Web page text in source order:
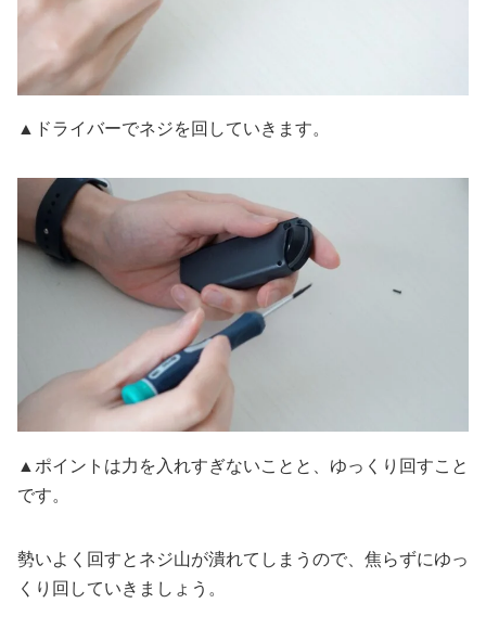
▲ドライバーでネジを回していきます。
▲ポイントは力を入れすぎないことと、ゆっくり回すこと
です。
勢いよく回すとネジ山が潰れてしまうので、焦らずにゆっ
くり回していきましょう。